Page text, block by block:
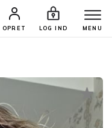
OPRET LOG IND MENU
SØG PROFIL